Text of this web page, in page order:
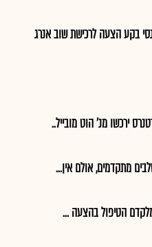
בקע הצעה לרכישת שוב אנרג
מתקדמים, אולם אין...
הטיפול בהצעה ...